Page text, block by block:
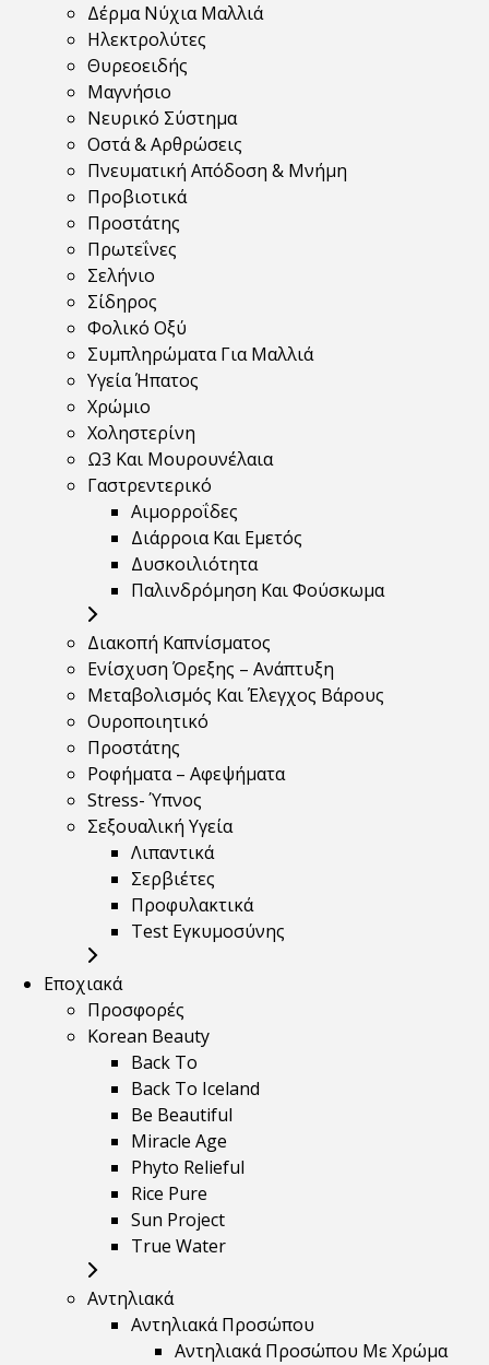
Δέρμα Νύχια Μαλλιά
Ηλεκτρολύτες
Θυρεοειδής
Μαγνήσιο
Νευρικό Σύστημα
Οστά & Αρθρώσεις
Πνευματική Απόδοση & Μνήμη
Προβιοτικά
Προστάτης
Πρωτεΐνες
Σελήνιο
Σίδηρος
Φολικό Οξύ
Συμπληρώματα Για Μαλλιά
Υγεία Ήπατος
Χρώμιο
Χοληστερίνη
Ω3 Και Μουρουνέλαια
Γαστρεντερικό
Αιμορροΐδες
Διάρροια Και Εμετός
Δυσκοιλιότητα
Παλινδρόμηση Και Φούσκωμα
Διακοπή Καπνίσματος
Ενίσχυση Όρεξης – Ανάπτυξη
Μεταβολισμός Και Έλεγχος Βάρους
Ουροποιητικό
Προστάτης
Ροφήματα – Αφεψήματα
Stress- Ύπνος
Σεξουαλική Υγεία
Λιπαντικά
Σερβιέτες
Προφυλακτικά
Test Εγκυμοσύνης
Εποχιακά
Προσφορές
Korean Beauty
Back To
Back To Iceland
Be Beautiful
Miracle Age
Phyto Relieful
Rice Pure
Sun Project
True Water
Αντηλιακά
Αντηλιακά Προσώπου
Αντηλιακά Προσώπου Με Χρώμα